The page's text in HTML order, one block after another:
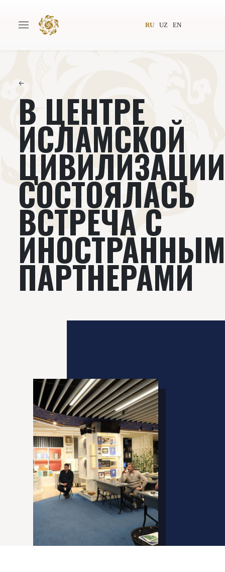
RU UZ EN
Авторы Всемирное общество
Издательство Новости
Подкасты
Книги Видеолекторий
←
В ЦЕНТРЕ
ИСЛАМСКОЙ
СОСТОЯЛАСЬ
ВСТРЕЧА С
ПАРТНЕРАМИ